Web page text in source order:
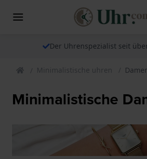
Der Uhrenspezialist seit
Minimalistische uhren
Minimalistische